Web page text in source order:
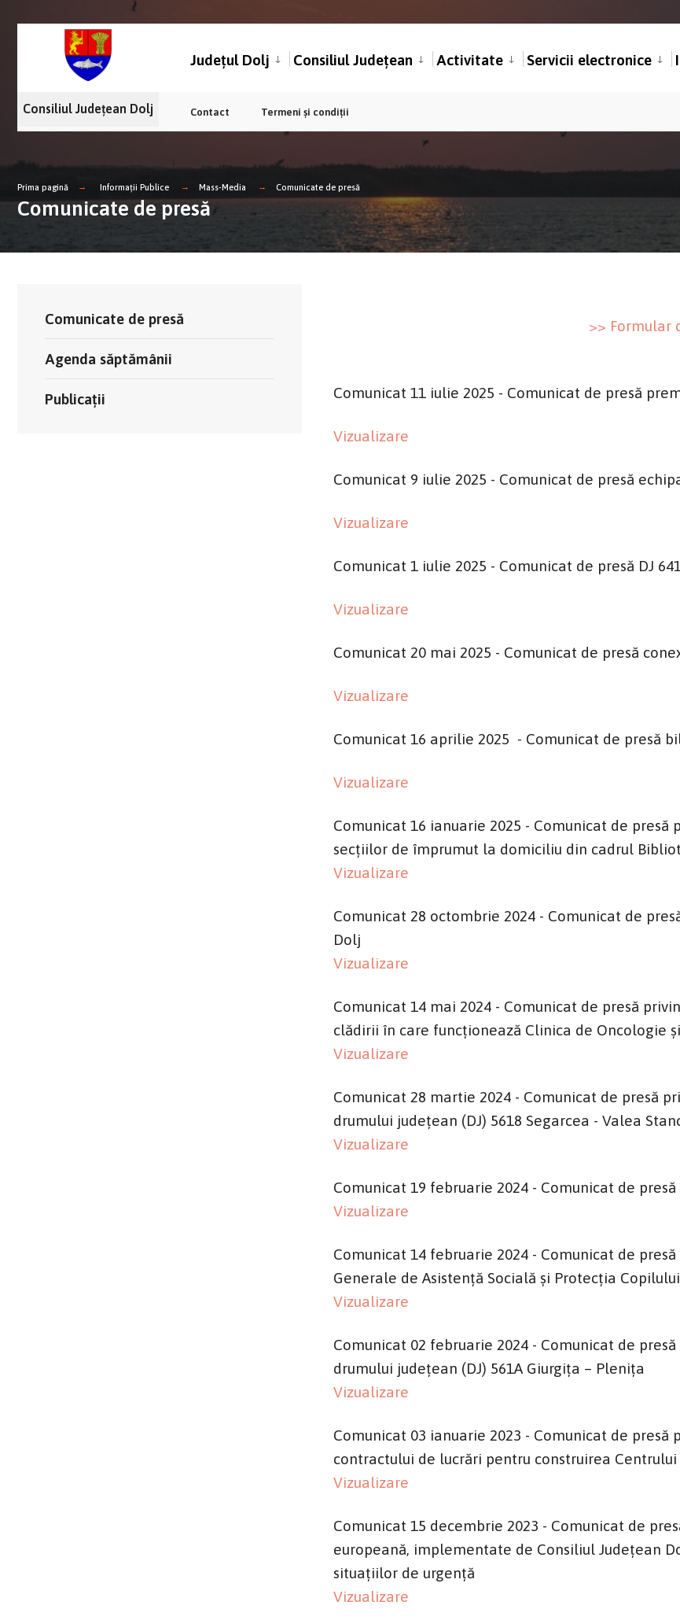
Județul Dolj Consiliul Județean Activitate Servicii electronice
Consiliul Județean Dolj Contact Termeni și condiții
Prima pagină Informații Publice Mass-Media Comunicate de presă
Comunicate de presă
>> Formular
Comunicat 11 iulie 2025 - Comunicat de presă
Vizualizare
Comunicat 9 iulie 2025 - Comunicat de presă
Vizualizare
Comunicat 1 iulie 2025 - Comunicat de presă DJ
Vizualizare
Comunicat 20 mai 2025 - Comunicat de presă
Vizualizare
Comunicat 16 aprilie 2025 - Comunicat de presă
Vizualizare
Comunicat 16 ianuarie 2025 - Comunicat de
secțiilor de împrumut la domiciliu din cadrul
Vizualizare
Comunicat 28 octombrie 2024 - Comunicat de
Dolj
Vizualizare
Comunicat 14 mai 2024 - Comunicat de presă
clădirii în care funcționează Clinica de Oncologie
Vizualizare
Comunicat 28 martie 2024 - Comunicat de presă
drumului județean (DJ) 5618 Segarcea - Valea
Vizualizare
Comunicat 19 februarie 2024 - Comunicat de
Vizualizare
Comunicat 14 februarie 2024 - Comunicat de
Generale de Asistență Socială și Protecția Copilului
Vizualizare
Comunicat 02 februarie 2024 - Comunicat de
drumului județean (DJ) 561A Giurgița – Plenița
Vizualizare
Comunicat 03 ianuarie 2023 - Comunicat de
contractului de lucrări pentru construirea
Vizualizare
Comunicat 15 decembrie 2023 - Comunicat de
europeană, implementate de Consiliul Județean
situațiilor de urgență
Vizualizare
Comunicate de presă
Agenda săptămânii
Publicații